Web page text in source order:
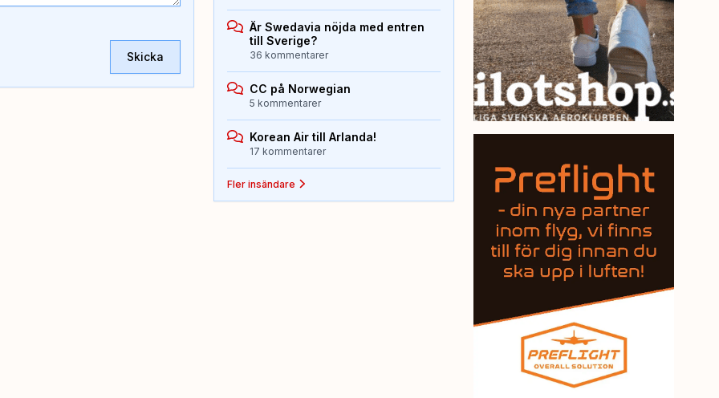
Skicka
Är Swedavia nöjda med entren
till Sverige?
36 kommentarer
CC på Norwegian
5 kommentarer
Korean Air till Arlanda!
17 kommentarer
Fler insändare